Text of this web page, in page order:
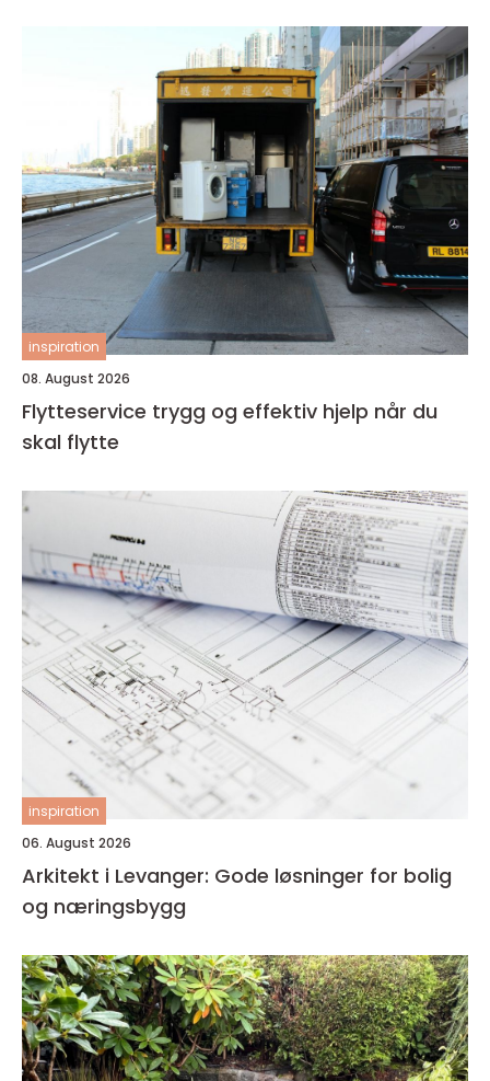
inspiration
08. August 2026
Flytteservice trygg og effektiv hjelp når du
skal flytte
inspiration
06. August 2026
Arkitekt i Levanger: Gode løsninger for bolig
og næringsbygg